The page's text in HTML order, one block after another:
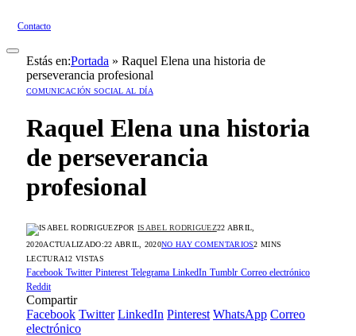
Contacto
Estás en:Portada » Raquel Elena una historia de
perseverancia profesional
COMUNICACIÓN SOCIAL AL DÍA
Raquel Elena una historia
de perseverancia
profesional
POR ISABEL RODRIGUEZ22 ABRIL,
2020ACTUALIZADO:22 ABRIL, 2020NO HAY COMENTARIOS2 MINS
LECTURA12VISTAS
Facebook Twitter Pinterest Telegrama LinkedIn Tumblr Correo electrónico
Reddit
Compartir
Facebook Twitter LinkedIn Pinterest WhatsApp Correo
electrónico